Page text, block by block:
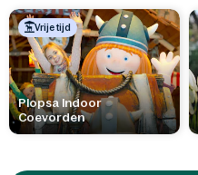
Vrije tijd
Plopsa Indoor
Coevorden